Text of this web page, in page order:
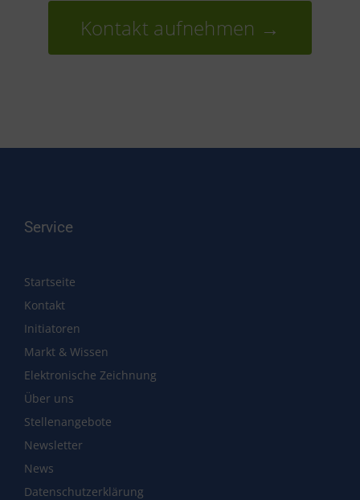
Kontakt aufnehmen →
Service
Startseite
Kontakt
Initiatoren
Markt & Wissen
Elektronische Zeichnung
Über uns
Stellenangebote
Newsletter
News
Datenschutzerklärung